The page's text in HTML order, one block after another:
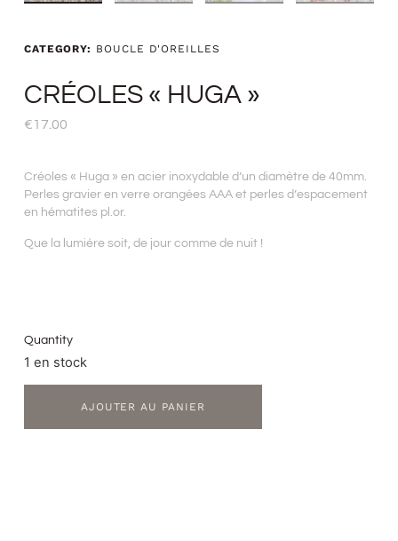
CATEGORY: BOUCLE D'OREILLES
CRÉOLES « HUGA »
€17.00
Créoles « Huga » en acier inoxydable d’un diamètre de 40mm.
Perles gravier en verre orangées AAA et perles d’espacement
en hématites pl.or.
Que la lumière soit, de jour comme de nuit !
Quantity
1 en stock
AJOUTER AU PANIER